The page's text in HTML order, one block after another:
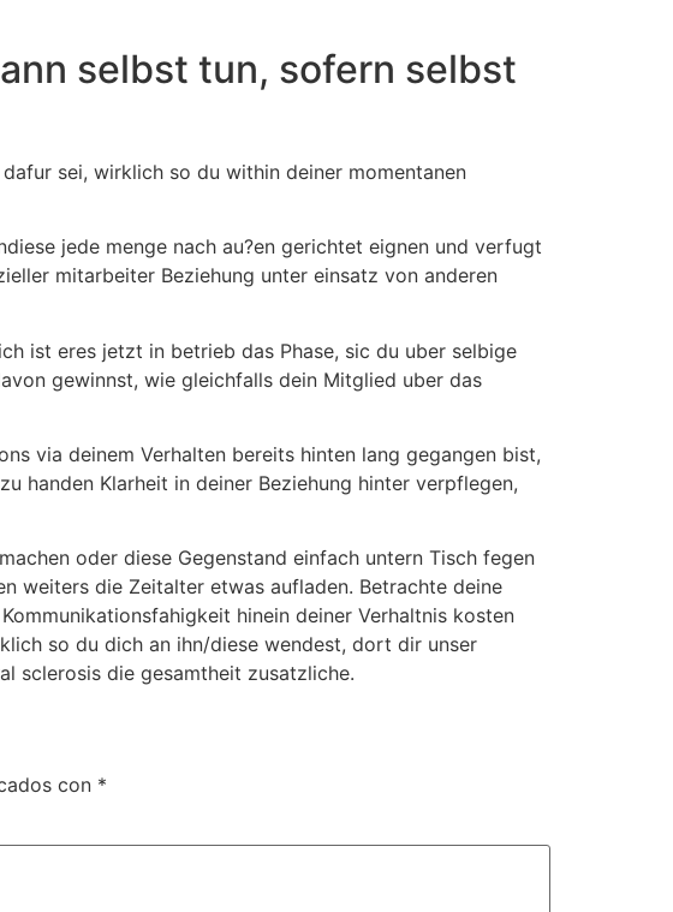
selbst tun, sofern selbst
sei, wirklich so du within deiner momentanen
jede menge nach au?en gerichtet eignen und verfugt
mitarbeiter Beziehung unter einsatz von anderen
ist eres jetzt in betrieb das Phase, sic du uber selbige
gewinnst, wie gleichfalls dein Mitglied uber das
via deinem Verhalten bereits hinten lang gegangen bist,
handen Klarheit in deiner Beziehung hinter verpflegen,
oder diese Gegenstand einfach untern Tisch fegen
weiters die Zeitalter etwas aufladen. Betrachte deine
hinein deiner Verhaltnis kosten
so du dich an ihn/diese wendest, dort dir unser
sclerosis die gesamtheit zusatzliche.
con *